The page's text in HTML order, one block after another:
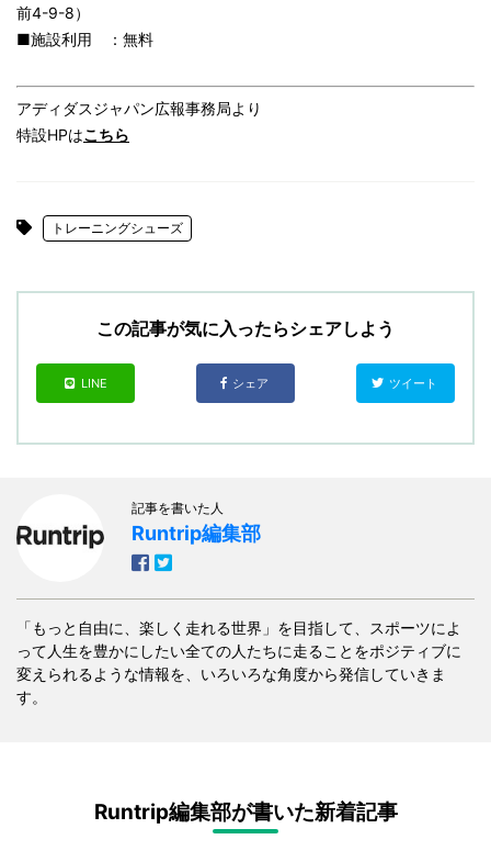
前4-9-8）
■施設利用 ：無料
アディダスジャパン広報事務局より
特設HPはこちら
トレーニングシューズ
この記事が気に入ったらシェアしよう
LINE シェア ツイート
記事を書いた人
Runtrip編集部
「もっと自由に、楽しく走れる世界」を目指して、スポーツによ
って人生を豊かにしたい全ての人たちに走ることをポジティブに
変えられるような情報を、いろいろな角度から発信していきま
す。
Runtrip編集部が書いた新着記事